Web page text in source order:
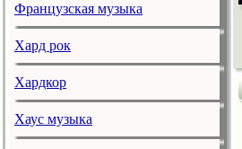
Французская музыка
Хард рок
Хардкор
Хаус музыка